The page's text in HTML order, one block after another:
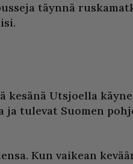
täynnä
kesänä Utsjoella
tulevat Suomen
Kun vaikean